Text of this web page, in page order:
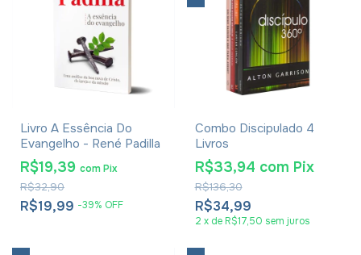
Livro A Essência Do
Evangelho - René Padilla
R$19,99 -39% OFF
R$32,90
R$19,39 comPix
Combo Discipulado 4
Livros
R$34,99
R$136,30
R$33,94 com Pix
2 x de R$17,50 sem juros